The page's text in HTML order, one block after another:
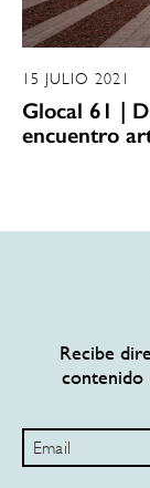
15 JULIO 2021
Glocal 61 |
encuentro
Recibe
contenido